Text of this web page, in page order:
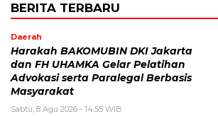
BERITA TERBARU
Daerah
Harakah BAKOMUBIN DKI Jakarta
dan FH UHAMKA Gelar Pelatihan
Advokasi serta Paralegal Berbasis
Masyarakat
Sabtu, 8 Agu 2026 - 14:55 WIB